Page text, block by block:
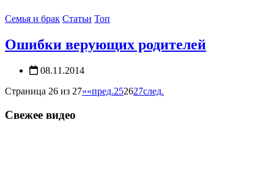
Семья и брак Статьи Топ
Ошибки верующих родителей
08.11.2014
Страница 26 из 27««пред.252627след.
Свежее видео